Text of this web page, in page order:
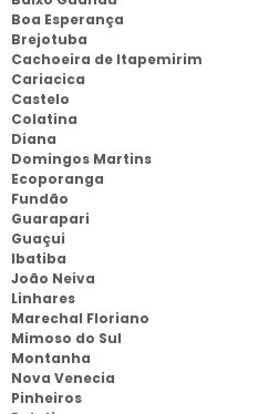
Boa Esperança
Brejotuba
Cachoeira de Itapemirim
Cariacica
Castelo
Colatina
Diana
Domingos Martins
Ecoporanga
Fundão
Guarapari
Guaçui
Ibatiba
João Neiva
Linhares
Marechal Floriano
Mimoso do Sul
Montanha
Nova Venecia
Pinheiros